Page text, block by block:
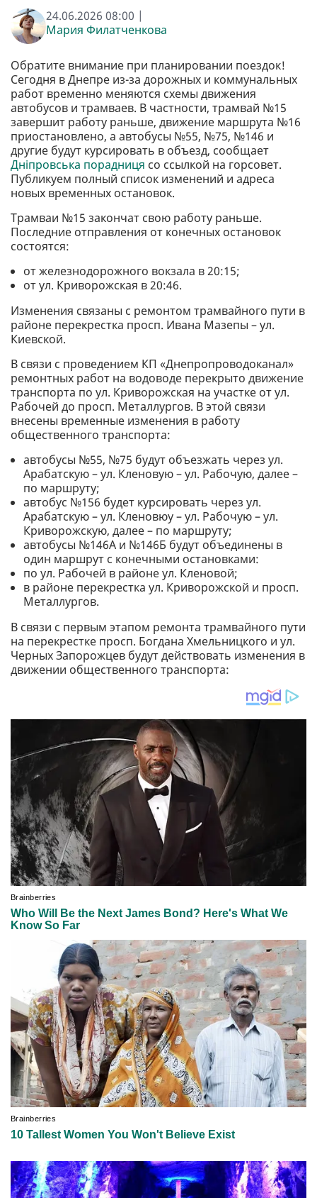
24.06.2026 08:00 |
Мария Филатченкова
Обратите внимание при планировании поездок!
Сегодня в Днепре из-за дорожных и коммунальных
работ временно меняются схемы движения
автобусов и трамваев. В частности, трамвай №15
завершит работу раньше, движение маршрута №16
приостановлено, а автобусы №55, №75, №146 и
другие будут курсировать в объезд, сообщает
Дніпровська порадниця со ссылкой на горсовет.
Публикуем полный список изменений и адреса
новых временных остановок.
Трамваи №15 закончат свою работу раньше.
Последние отправления от конечных остановок
состоятся:
от железнодорожного вокзала в 20:15;
от ул. Криворожская в 20:46.
Изменения связаны с ремонтом трамвайного пути в
районе перекрестка просп. Ивана Мазепы – ул.
Киевской.
В связи с проведением КП «Днепропроводоканал»
ремонтных работ на водоводе перекрыто движение
транспорта по ул. Криворожская на участке от ул.
Рабочей до просп. Металлургов. В этой связи
внесены временные изменения в работу
общественного транспорта:
автобусы №55, №75 будут объезжать через ул.
Арабатскую – ул. Кленовую – ул. Рабочую, далее –
по маршруту;
автобус №156 будет курсировать через ул.
Арабатскую – ул. Кленовюу – ул. Рабочую – ул.
Криворожскую, далее – по маршруту;
автобусы №146А и №146Б будут объединены в
один маршрут с конечными остановками:
по ул. Рабочей в районе ул. Кленовой;
в районе перекрестка ул. Криворожской и просп.
Металлургов.
В связи с первым этапом ремонта трамвайного пути
на перекрестке просп. Богдана Хмельницкого и ул.
Черных Запорожцев будут действовать изменения в
движении общественного транспорта: